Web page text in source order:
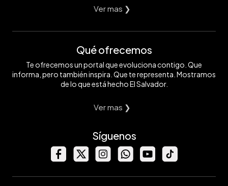
Ver mas ❯
Qué ofrecemos
Te ofrecemos un portal que evoluciona contigo. Que
informa, pero también inspira. Que te representa. Mostramos
de lo que está hecho El Salvador.
Ver mas ❯
Síguenos